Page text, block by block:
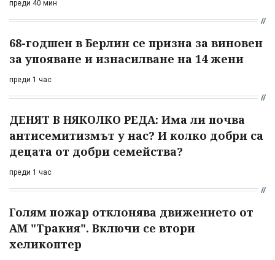
преди 40 мин
68-годшен в Берлин се призна за виновен
за упояване и изнасилване на 14 жени
преди 1 час
ДЕНЯТ В НЯКОЛКО РЕДА: Има ли почва
антисемитизмът у нас? И колко добри са
децата от добри семейства?
преди 1 час
Голям пожар отклонява движението от
АМ "Тракия". Включи се втори
хеликоптер